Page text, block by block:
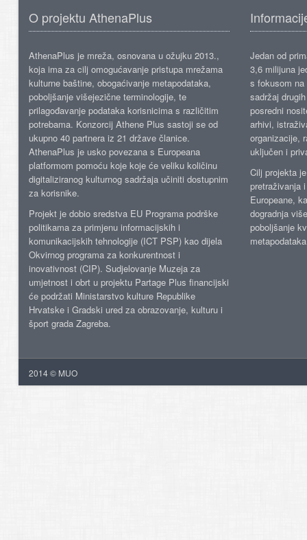
O projektu AthenaPlus
AthenaPlus je mreža, osnovana u ožujku 2013.,
koja ima za cilj omogućavanje pristupa mrežama
kulturne baštine, obogaćivanje metapodataka,
poboljšanje višejezične terminologije, te
prilagođavanje podataka korisnicima s različitim
potrebama. Konzorcij Athene Plus sastoji se od
ukupno 40 partnera iz 21 države članice.
AthenaPlus je usko povezana s Europeana
platformom pomoću koje koje će veliku količinu
digitaliziranog kulturnog sadržaja učiniti dostupnim
za korisnike.
Projekt je dobio sredstva EU Programa podrške
politikama za primjenu informacijskih i
komunikacijskih tehnologije (ICT PSP) kao dijela
Okvirnog programa za konkurentnost i
inovativnost (CIP). Sudjelovanje Muzeja za
umjetnost i obrt u projektu Partage Plus financijski
će podržati Ministarstvo kulture Republike
Hrvatske i Gradski ured za obrazovanje, kulturu i
šport grada Zagreba.
Jedan od
3,6 milijuna
s fokusom
sadržaj
posredni
arhivi,
organizacije,
uključen i
Cilj projekta
pretraživanja
Europeane,
dogradnja
poboljšanje
2014 © MUO